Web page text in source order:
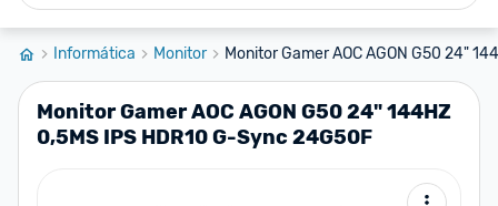
Informática Monitor Monitor Gamer AOC AGON G50 24"
Monitor Gamer AOC AGON G50 24" 144HZ
0,5MS IPS HDR10 G-Sync 24G50F